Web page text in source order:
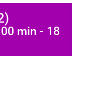
min - 18